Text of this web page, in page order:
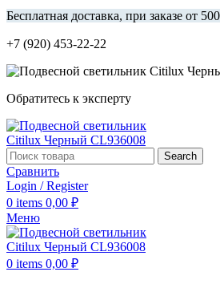
Бесплатная доставка, при заказе от
+7 (920) 453-22-22
Обратитесь к эксперту
Search
Сравнить
Login / Register
0 items 0,00 ₽
Меню
0 items 0,00 ₽